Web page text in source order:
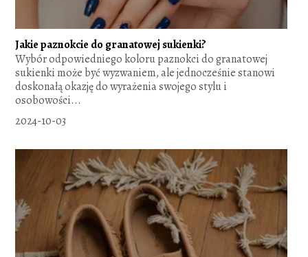
Jakie paznokcie do granatowej sukienki?
Wybór odpowiedniego koloru paznokci do granatowej
sukienki może być wyzwaniem, ale jednocześnie stanowi
doskonałą okazję do wyrażenia swojego stylu i
osobowości...
2024-10-03